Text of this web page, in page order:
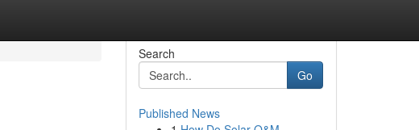
Search
Go
Published News